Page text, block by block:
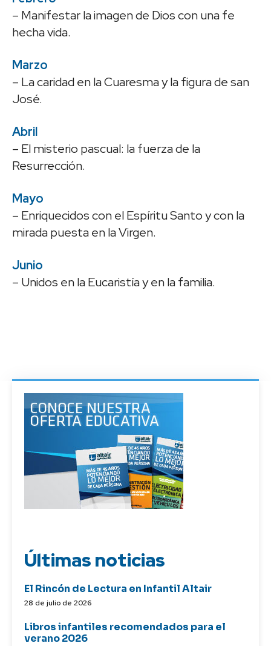
– Manifestar la imagen de Dios con una fe
hecha vida.
Marzo
– La caridad en la Cuaresma y la figura de san
José.
Abril
– El misterio pascual: la fuerza de la
Resurrección.
Mayo
– Enriquecidos con el Espíritu Santo y con la
mirada puesta en la Virgen.
Junio
– Unidos en la Eucaristía y en la familia.
Últimas noticias
El Rincón de Lectura en Infantil Altair
28 de julio de 2026
Libros infantiles recomendados para el
verano 2026